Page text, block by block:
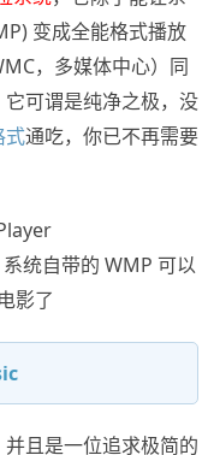
变成全能格式播放
，多媒体中心）同
可谓是纯净之极，没
式通吃，你已不再需要
统自带的 WMP 可以
影了
且是一位追求极简的